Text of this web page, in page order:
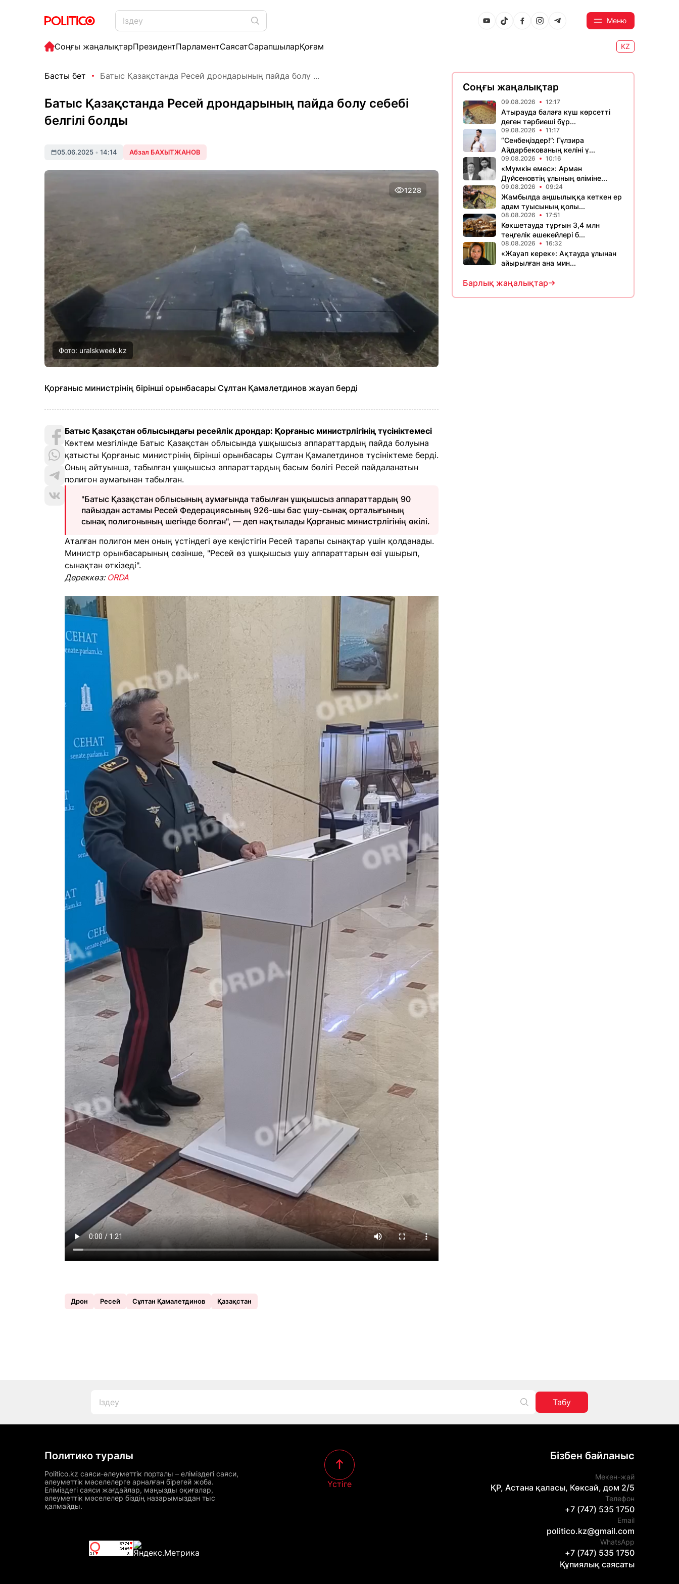
Меню
Соңғы жаңалықтарПрезидентПарламентСаясатСарапшыларҚоғам KZ
Басты бет Батыс Қазақстанда Ресей дрондарының пайда болу ...
Батыс Қазақстанда Ресей дрондарының пайда болу себебі
белгілі болды
05.06.2025 • 14:14 Абзал БАХЫТЖАНОВ
1228
Фото: uralskweek.kz
Қорғаныс министрінің бірінші орынбасары Сұлтан Қамалетдинов жауап берді
Батыс Қазақстан облысындағы ресейлік дрондар: Қорғаныс министрлігінің түсініктемесі
Көктем мезгілінде Батыс Қазақстан облысында ұшқышсыз аппараттардың пайда болуына
қатысты Қорғаныс министрінің бірінші орынбасары Сұлтан Қамалетдинов түсініктеме берді.
Оның айтуынша, табылған ұшқышсыз аппараттардың басым бөлігі Ресей пайдаланатын
полигон аумағынан табылған.
"Батыс Қазақстан облысының аумағында табылған ұшқышсыз аппараттардың 90
пайыздан астамы Ресей Федерациясының 926-шы бас ұшу-сынақ орталығының
сынақ полигонының шегінде болған", — деп нақтылады Қорғаныс министрлігінің өкілі.
Аталған полигон мен оның үстіндегі әуе кеңістігін Ресей тарапы сынақтар үшін қолданады.
Министр орынбасарының сөзінше, "Ресей өз ұшқышсыз ұшу аппараттарын өзі ұшырып,
сынақтан өткізеді".
Дереккөз: ORDA
Дрон Ресей Сұлтан Қамалетдинов Қазақстан
Соңғы жаңалықтар
09.08.2026 12:17
Атырауда балаға күш көрсетті
деген тәрбиеші бұр...
09.08.2026 11:17
“Сенбеңіздер!”: Гүлзира
Айдарбекованың келіні ү...
09.08.2026 10:16
«Мүмкін емес»: Арман
Дүйсеновтің ұлының өліміне...
09.08.2026 09:24
Жамбылда аңшылыққа кеткен ер
адам туысының қолы...
08.08.2026 17:51
Көкшетауда тұрғын 3,4 млн
теңгелік әшекейлері б...
08.08.2026 16:32
«Жауап керек»: Ақтауда ұлынан
айырылған ана мин...
Барлық жаңалықтар
Табу
Политико туралы
Politico.kz саяси-әлеуметтік порталы – еліміздегі саяси,
әлеуметтік мәселелерге арналған бірегей жоба.
Еліміздегі саяси жағдайлар, маңызды оқиғалар,
әлеуметтік мәселелер біздің назарымыздан тыс
қалмайды.
Үстіге
Бізбен байланыс
Мекен-жай
ҚР, Астана қаласы, Көксай, дом 2/5
Телефон
+7 (747) 535 1750
Email
politico.kz@gmail.com
WhatsApp
+7 (747) 535 1750
Құпиялық саясаты